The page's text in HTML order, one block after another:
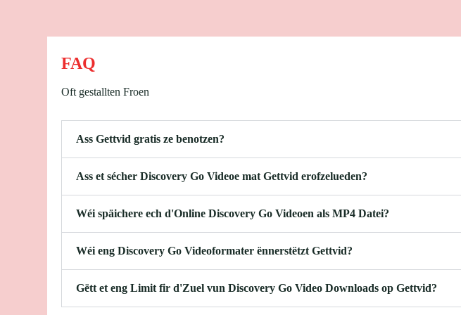
FAQ
Oft gestallten Froen
Ass Gettvid gratis ze benotzen?
Ass et sécher Discovery Go Videoe mat Gettvid erofzelueden?
Wéi späichere ech d'Online Discovery Go Videoen als MP4 Datei?
Wéi eng Discovery Go Videoformater ënnerstëtzt Gettvid?
Gëtt et eng Limit fir d'Zuel vun Discovery Go Video Downloads op Gettvid?